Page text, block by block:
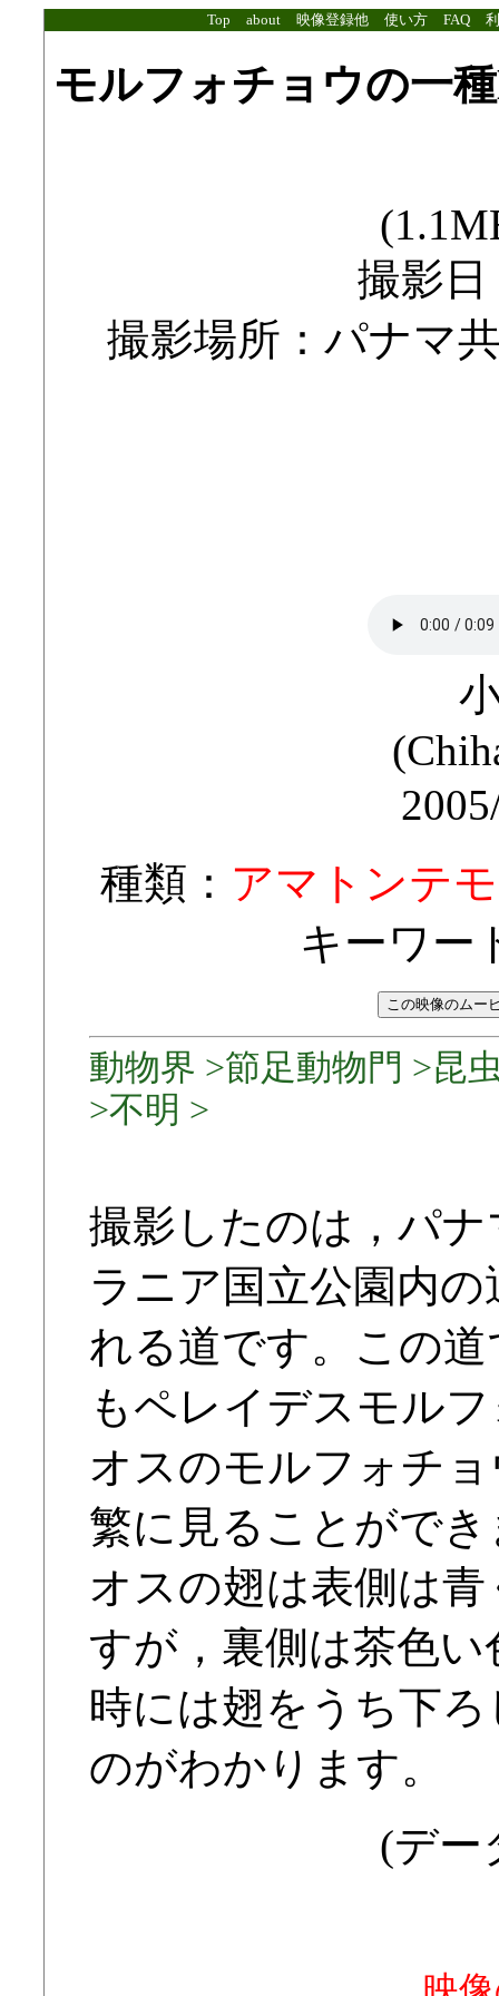
Top about 映像登録他 使い方 FAQ
モルフォチョウの一
撮影日
撮影場所：パナマ
種類： アマトンテ
キーワー
動物界 >節足動物門 >昆
>不明 >
撮影したのは，パ
ラニア国立公園内
れる道です。この
もペレイデスモル
オスのモルフォチ
繁に見ることがで
オスの翅は表側は
すが，裏側は茶色
時には翅をうち下
のがわかります。
(デー